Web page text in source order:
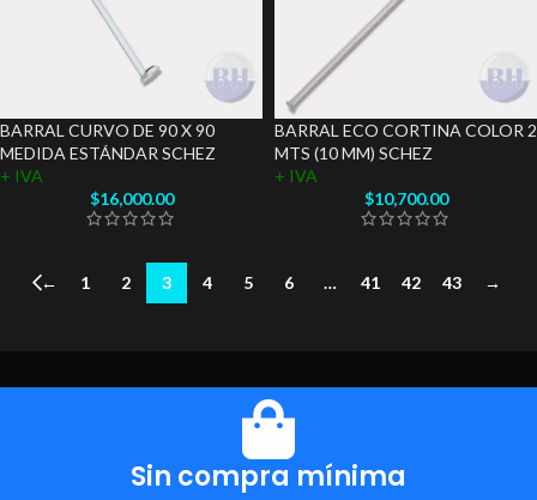
BARRAL CURVO DE 90 X 90
MEDIDA ESTÁNDAR SCHEZ
+ IVA
$16,000.00
BARRAL ECO CORTINA COLOR 2
MTS (10 MM) SCHEZ
+ IVA
$10,700.00
← 1 2 3 4 5 6 … 41 42 43 →
Sin compra mínima